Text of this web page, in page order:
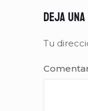
Deja
Tu